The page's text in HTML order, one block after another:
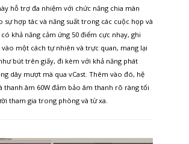
hỗ trợ đa nhiệm với chức năng chia màn
sự hợp tác và năng suất trong các cuộc họp và
khả năng cảm ứng 50 điểm cực nhạy, ghi
một cách tự nhiên và trực quan, mang lại
bút trên giấy, đi kèm với khả năng phát
dây mượt mà qua vCast. Thêm vào đó, hệ
thanh âm 60W đảm bảo âm thanh rõ ràng tối
tham gia trong phòng và từ xa.